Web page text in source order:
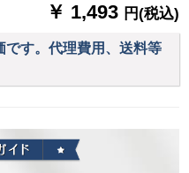
￥ 1,493 円(税込)
です。代理費用、送料等